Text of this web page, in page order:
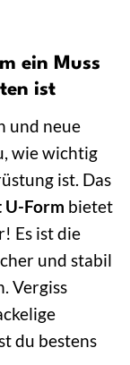
ein Muss
ist
und neue
wie wichtig
ist. Das
U-Form bietet
Es ist die
und stabil
Vergiss
du bestens